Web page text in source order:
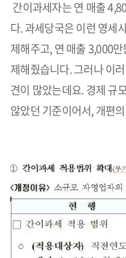
간이과세자는 연 매출
다. 과세당국은 이런 영세
제해주고, 연 매출 3,000
제해줬습니다. 그러나 이
견이 많았는데요. 경제 규
않았던 기준이어서, 개편